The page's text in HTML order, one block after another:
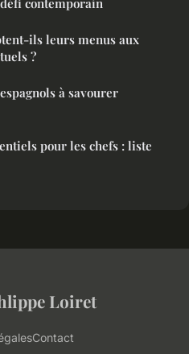
ils leurs menus aux
?
à savourer
pour les chefs : liste
Loiret
Contact